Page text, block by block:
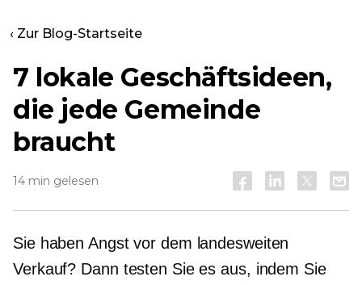
‹ Zur Blog-Startseite
7 lokale Geschäftsideen,
die jede Gemeinde
braucht
14 min gelesen
Sie haben Angst vor dem landesweiten
Verkauf? Dann testen Sie es aus, indem Sie